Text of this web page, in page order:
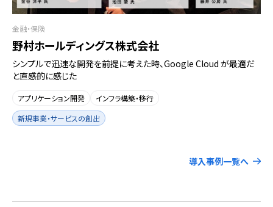
金融・保険
野村ホールディングス株式会社
シンプルで迅速な開発を前提に考えた時、Google Cloud が最適だ
と直感的に感じた
アプリケーション開発
インフラ構築・移行
新規事業・サービスの創出
導入事例一覧へ